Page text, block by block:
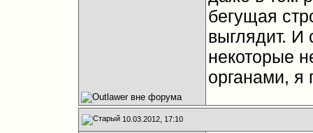
бегущая
выглядит. И
некоторые
органами,
10.03.2012, 17:10